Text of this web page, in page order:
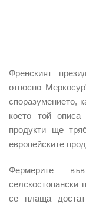
Френският
относно
споразумението,
което той
продукти ще
европейските
Фермерите
се плаща